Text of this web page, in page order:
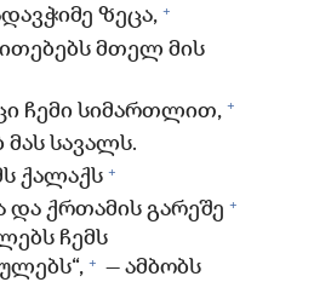
ზეცა, +
მთელ მის
ჩემი სიმართლით, +
მას სავალს.
ქალაქს +
და ქრთამის გარეშე +
ჩემს
+ — ამბობს